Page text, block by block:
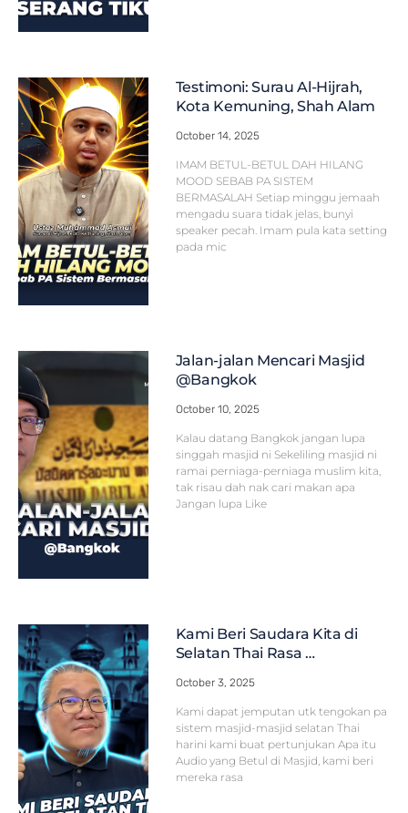
Testimoni: Surau Al-Hijrah,
Kota Kemuning, Shah Alam
October 14, 2025
IMAM BETUL-BETUL DAH HILANG
MOOD SEBAB PA SISTEM
BERMASALAH Setiap minggu jemaah
mengadu suara tidak jelas, bunyi
speaker pecah. Imam pula kata setting
pada mic
Jalan-jalan Mencari Masjid
@Bangkok
October 10, 2025
Kalau datang Bangkok jangan lupa
singgah masjid ni Sekeliling masjid ni
ramai perniaga-perniaga muslim kita,
tak risau dah nak cari makan apa
Jangan lupa Like
Kami Beri Saudara Kita di
Selatan Thai Rasa …
October 3, 2025
Kami dapat jemputan utk tengokan pa
sistem masjid-masjid selatan Thai
harini kami buat pertunjukan Apa itu
Audio yang Betul di Masjid, kami beri
mereka rasa